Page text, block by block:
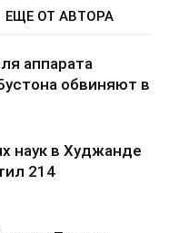
ЕЩЕ ОТ АВТОРА
аппарата
обвиняют в
наук в Худжанде
214